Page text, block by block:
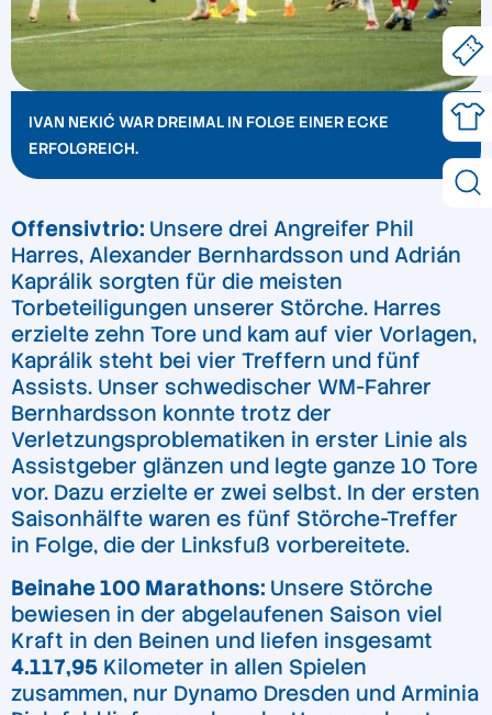
IVAN NEKIĆ WAR DREIMAL IN FOLGE EINER ECKE
ERFOLGREICH.
Offensivtrio: Unsere drei Angreifer Phil
Harres, Alexander Bernhardsson und Adrián
Kaprálik sorgten für die meisten
Torbeteiligungen unserer Störche. Harres
erzielte zehn Tore und kam auf vier Vorlagen,
Kaprálik steht bei vier Treffern und fünf
Assists. Unser schwedischer WM-Fahrer
Bernhardsson konnte trotz der
Verletzungsproblematiken in erster Linie als
Assistgeber glänzen und legte ganze 10 Tore
vor. Dazu erzielte er zwei selbst. In der ersten
Saisonhälfte waren es fünf Störche-Treffer
in Folge, die der Linksfuß vorbereitete.
Beinahe 100 Marathons: Unsere Störche
bewiesen in der abgelaufenen Saison viel
Kraft in den Beinen und liefen insgesamt
4.117,95 Kilometer in allen Spielen
zusammen, nur Dynamo Dresden und Arminia